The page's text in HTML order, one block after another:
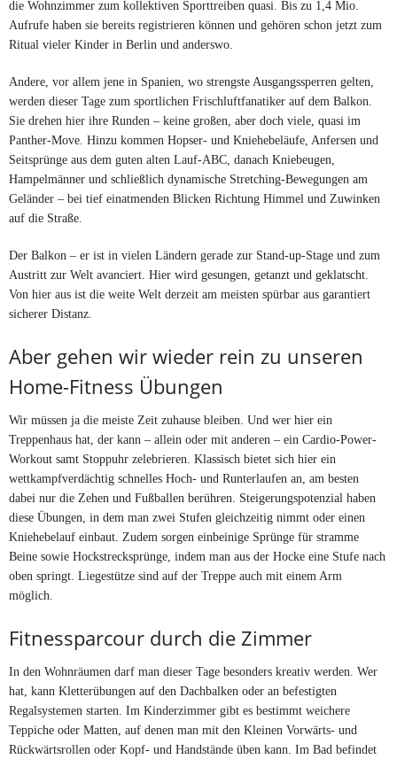
die Wohnzimmer zum kollektiven Sporttreiben quasi. Bis zu 1,4 Mio.
Aufrufe haben sie bereits registrieren können und gehören schon jetzt zum
Ritual vieler Kinder in Berlin und anderswo.
Andere, vor allem jene in Spanien, wo strengste Ausgangssperren gelten,
werden dieser Tage zum sportlichen Frischluftfanatiker auf dem Balkon.
Sie drehen hier ihre Runden – keine großen, aber doch viele, quasi im
Panther-Move. Hinzu kommen Hopser- und Kniehebeläufe, Anfersen und
Seitsprünge aus dem guten alten Lauf-ABC, danach Kniebeugen,
Hampelmänner und schließlich dynamische Stretching-Bewegungen am
Geländer – bei tief einatmenden Blicken Richtung Himmel und Zuwinken
auf die Straße.
Der Balkon – er ist in vielen Ländern gerade zur Stand-up-Stage und zum
Austritt zur Welt avanciert. Hier wird gesungen, getanzt und geklatscht.
Von hier aus ist die weite Welt derzeit am meisten spürbar aus garantiert
sicherer Distanz.
Aber gehen wir wieder rein zu unseren
Home-Fitness Übungen
Wir müssen ja die meiste Zeit zuhause bleiben. Und wer hier ein
Treppenhaus hat, der kann – allein oder mit anderen – ein Cardio-Power-
Workout samt Stoppuhr zelebrieren. Klassisch bietet sich hier ein
wettkampfverdächtig schnelles Hoch- und Runterlaufen an, am besten
dabei nur die Zehen und Fußballen berühren. Steigerungspotenzial haben
diese Übungen, in dem man zwei Stufen gleichzeitig nimmt oder einen
Kniehebelauf einbaut. Zudem sorgen einbeinige Sprünge für stramme
Beine sowie Hockstrecksprünge, indem man aus der Hocke eine Stufe nach
oben springt. Liegestütze sind auf der Treppe auch mit einem Arm
möglich.
Fitnessparcour durch die Zimmer
In den Wohnräumen darf man dieser Tage besonders kreativ werden. Wer
hat, kann Kletterübungen auf den Dachbalken oder an befestigten
Regalsystemen starten. Im Kinderzimmer gibt es bestimmt weichere
Teppiche oder Matten, auf denen man mit den Kleinen Vorwärts- und
Rückwärtsrollen oder Kopf- und Handstände üben kann. Im Bad befindet